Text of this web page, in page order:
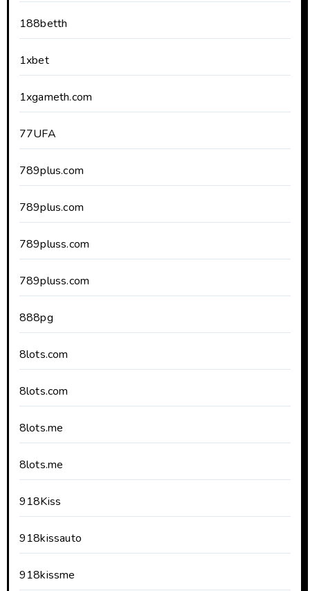
188betth
1xbet
1xgameth.com
77UFA
789plus.com
789plus.com
789pluss.com
789pluss.com
888pg
8lots.com
8lots.com
8lots.me
8lots.me
918Kiss
918kissauto
918kissme